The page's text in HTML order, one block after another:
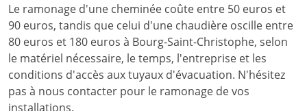
Le ramonage d'une cheminée coûte entre 50 euros et
90 euros, tandis que celui d'une chaudière oscille entre
80 euros et 180 euros à Bourg-Saint-Christophe, selon
le matériel nécessaire, le temps, l'entreprise et les
conditions d'accès aux tuyaux d'évacuation. N'hésitez
pas à nous contacter pour le ramonage de vos
installations.